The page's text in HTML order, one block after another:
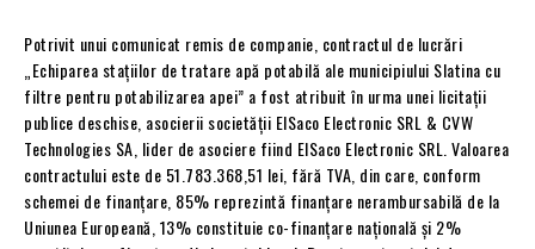
Potrivit unui comunicat remis de companie, contractul de lucrări
„Echiparea stațiilor de tratare apă potabilă ale municipiului Slatina cu
filtre pentru potabilizarea apei” a fost atribuit în urma unei licitații
publice deschise, asocierii societății ElSaco Electronic SRL & CVW
Technologies SA, lider de asociere fiind ElSaco Electronic SRL. Valoarea
contractului este de 51.783.368,51 lei, fără TVA, din care, conform
schemei de finanţare, 85% reprezintă finanţare nerambursabilă de la
Uniunea Europeană, 13% constituie co-finanțare naţională și 2%